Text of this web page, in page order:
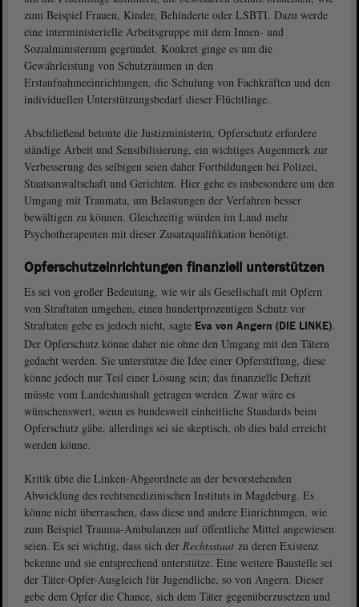
zum Beispiel Frauen, Kinder, Behinderte oder LSBTI. Dazu werde
eine interministerielle Arbeitsgruppe mit dem Innen- und
Sozialministerium gegründet. Konkret ginge es um die
Gewährleistung von Schutzräumen in den
Erstaufnahmeeinrichtungen, die Schulung von Fachkräften und den
individuellen Unterstützungsbedarf dieser Flüchtlinge.
Abschließend betonte die Justizministerin, Opferschutz erfordere
ständige Arbeit und Sensibilisierung, ein wichtiges Augenmerk zur
Verbesserung des selbigen seien daher Fortbildungen bei Polizei,
Staatsanwaltschaft und Gerichten. Hier gehe es insbesondere um den
Umgang mit Traumata, um Belastungen der Verfahren besser
bewältigen zu können. Gleichzeitig würden im Land mehr
Psychotherapeuten mit dieser Zusatzqualifikation benötigt.
Opferschutzeinrichtungen finanziell unterstützen
Es sei von großer Bedeutung, wie wir als Gesellschaft mit Opfern
von Straftaten umgehen, einen hundertprozentigen Schutz vor
Straftaten gebe es jedoch nicht, sagte Eva von Angern (DIE LINKE).
Der Opferschutz könne daher nie ohne den Umgang mit den Tätern
gedacht werden. Sie unterstütze die Idee einer Opferstiftung, diese
könne jedoch nur Teil einer Lösung sein; das finanzielle Defizit
müsste vom Landeshaushalt getragen werden. Zwar wäre es
wünschenswert, wenn es bundesweit einheitliche Standards beim
Opferschutz gäbe, allerdings sei sie skeptisch, ob dies bald erreicht
werden könne.
Kritik übte die Linken-Abgeordnete an der bevorstehenden
Abwicklung des rechtsmedizinischen Instituts in Magdeburg. Es
könne nicht überraschen, dass diese und andere Einrichtungen, wie
zum Beispiel Trauma-Ambulanzen auf öffentliche Mittel angewiesen
seien. Es sei wichtig, dass sich der Rechtsstaat zu deren Existenz
bekenne und sie entsprechend unterstütze. Eine weitere Baustelle sei
der Täter-Opfer-Ausgleich für Jugendliche, so von Angern. Dieser
gebe dem Opfer die Chance, sich dem Täter gegenüberzusetzen und